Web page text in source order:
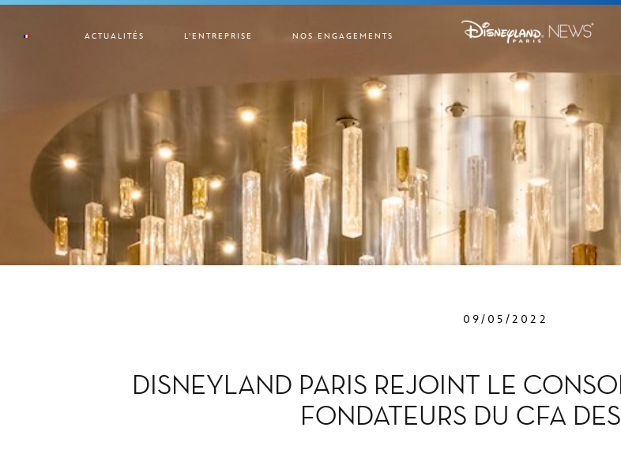
ACTUALITÉS L’ENTREPRISE NOS ENGAGEMENTS
09/05/2022
DISNEYLAND PARIS REJOINT LE
FONDATEURS DU CFA